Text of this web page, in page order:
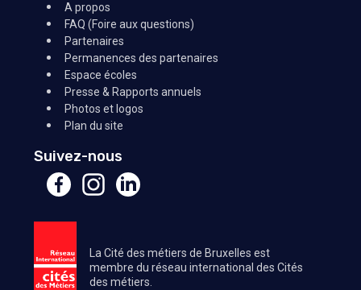
A propos
FAQ (Foire aux questions)
Partenaires
Permanences des partenaires
Espace écoles
Presse & Rapports annuels
Photos et logos
Plan du site
Suivez-nous
La Cité des métiers de Bruxelles est
membre du réseau international des Cités
des métiers.